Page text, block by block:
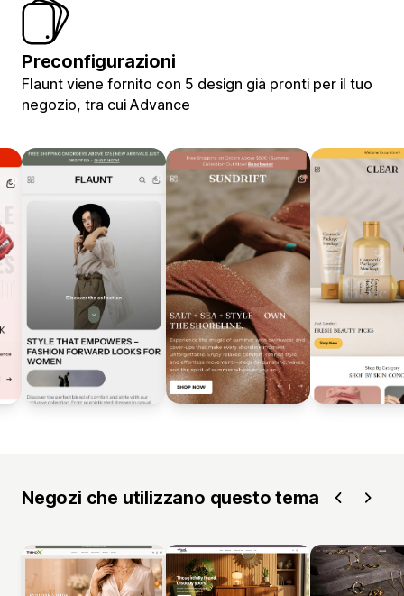
Preconfigurazioni
Flaunt viene fornito con 5 design già pronti per il tuo
negozio, tra cui Advance
Negozi che utilizzano questo tema